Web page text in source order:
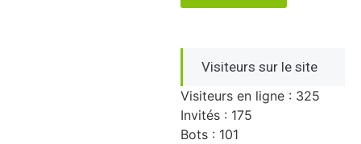
Visiteurs sur le site
Visiteurs en ligne : 325
Invités : 175
Bots : 101